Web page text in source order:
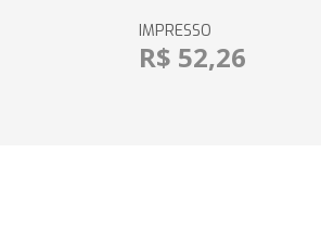
IMPRESSO
R$ 52,26